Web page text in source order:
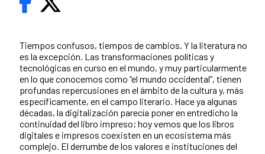
Tiempos confusos, tiempos de cambios. Y la literatura no
es la excepción. Las transformaciones políticas y
tecnológicas en curso en el mundo, y muy particularmente
en lo que conocemos como “el mundo occidental”, tienen
profundas repercusiones en el ámbito de la cultura y, más
específicamente, en el campo literario. Hace ya algunas
décadas, la digitalización parecía poner en entredicho la
continuidad del libro impreso; hoy vemos que los libros
digitales e impresos coexisten en un ecosistema más
complejo. El derrumbe de los valores e instituciones del